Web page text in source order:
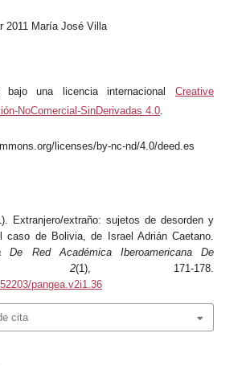
2011 María José Villa
bajo una licencia internacionalCreative
NoComercial-SinDerivadas 4.0.
licenses/by-nc-nd/4.0/deed.es
Extranjero/extraño: sujetos de desorden y
caso de Bolivia, de Israel Adrián Caetano.
De Red Académica Iberoamericana De
2(1), 171-178.
pangea.v2i1.36
cita